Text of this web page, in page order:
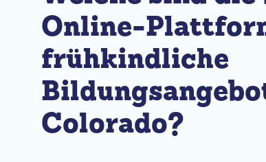
Online-
frühkindliche
Colorado?